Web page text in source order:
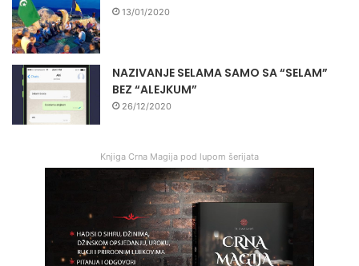
13/01/2020
NAZIVANJE SELAMA SAMO SA “SELAM”
BEZ “ALEJKUM”
26/12/2020
Knjiga Crna Magija pod lupom šerijata